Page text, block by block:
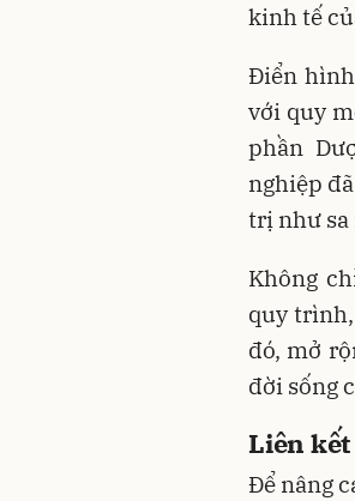
kinh tế
Điển
với quy
phần
nghiệp
trị như sa
Không
quy
đó, mở
đời sống
Liên
Để nâng